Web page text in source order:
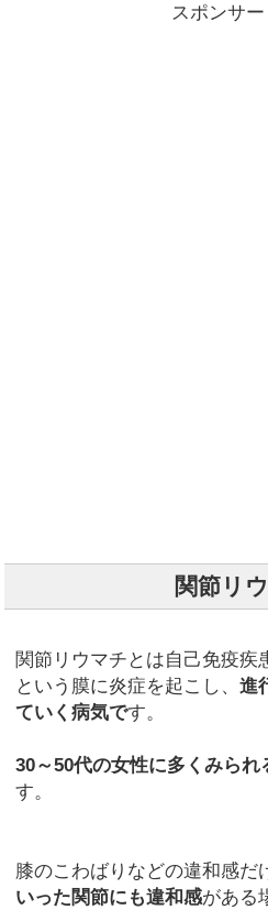
スポンサ
関節リ
関節リウマチとは自己免疫疾
という膜に炎症を起こし、進
ていく病気です。
30～50代の女性に多くみられ
す。
膝のこわばりなどの違和感だ
いった関節にも違和感がある